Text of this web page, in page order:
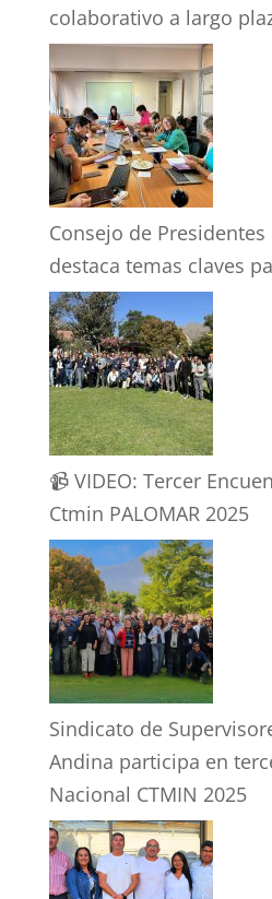
colaborativo a largo
Consejo de Presidentes
destaca temas claves
📹 VIDEO: Tercer
Ctmin PALOMAR 2025
Sindicato de
Andina participa en
Nacional CTMIN 2025